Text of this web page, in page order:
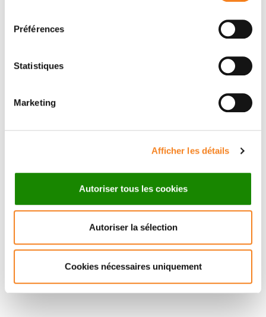
Préférences
Statistiques
Marketing
Afficher les détails
Autoriser tous les cookies
Autoriser la sélection
Cookies nécessaires uniquement
ANNE